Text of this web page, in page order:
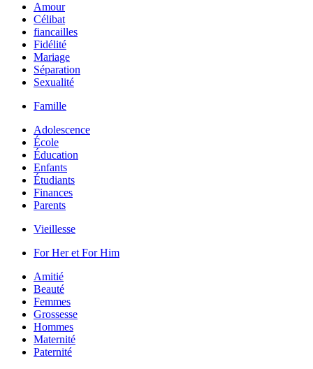
Amour
Célibat
fiancailles
Fidélité
Mariage
Séparation
Sexualité
Famille
Adolescence
École
Éducation
Enfants
Étudiants
Finances
Parents
Vieillesse
For Her et For Him
Amitié
Beauté
Femmes
Grossesse
Hommes
Maternité
Paternité